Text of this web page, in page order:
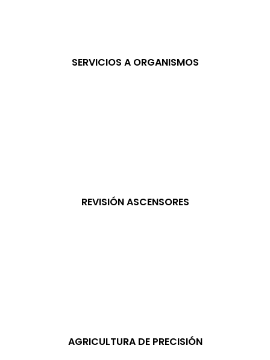
SERVICIOS A ORGANISMOS
REVISIÓN ASCENSORES
AGRICULTURA DE PRECISIÓN